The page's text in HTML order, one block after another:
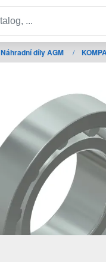
Náhradní díly AGM /